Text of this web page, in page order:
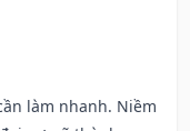
làm nhanh. Niềm